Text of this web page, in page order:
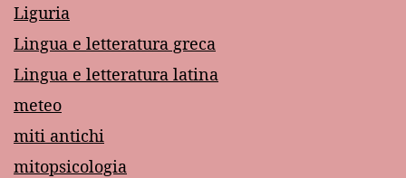
Liguria
Lingua e letteratura greca
Lingua e letteratura latina
meteo
miti antichi
mitopsicologia